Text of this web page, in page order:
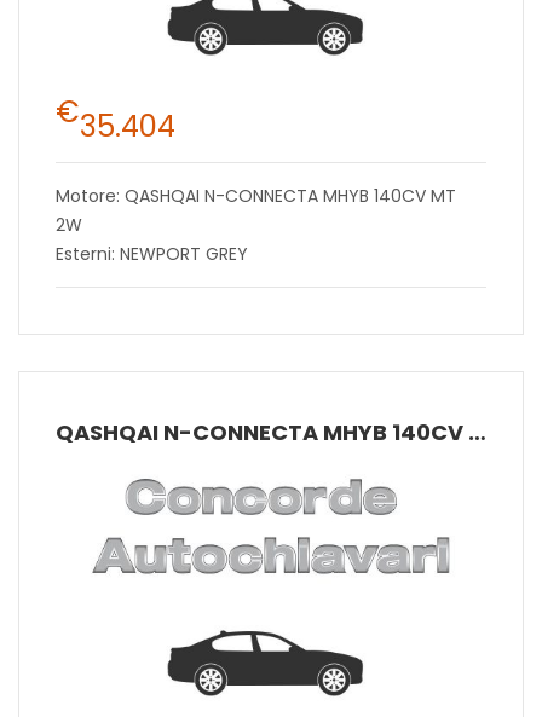
€35.404
Motore: QASHQAI N-CONNECTA MHYB 140CV MT
2W
Esterni: NEWPORT GREY
QASHQAI N-CONNECTA MHYB 140CV MT 2W